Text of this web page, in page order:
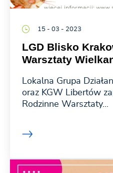
15 - 03 - 2023
LGD Blisko
Warsztaty
Lokalna Grupa
oraz KGW Libertów
Rodzinne Warsztaty...